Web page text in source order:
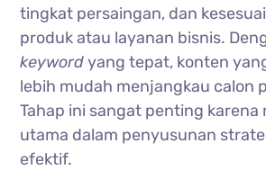
tingkat persaingan, dan
produk atau layanan bisnis.
keywordyang tepat, konten
lebih mudah menjangkau calon
Tahap ini sangat penting karena
utama dalam penyusunan
efektif.